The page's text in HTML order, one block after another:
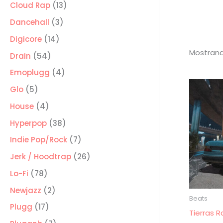
producto
Cloud Rap 1313
Dancehall 33
Digicore 1414
Drain 5454
productos
Emoplugg 44
Glo 55
productos
House 44
productos
Hyperpop 3838
productos
Indie Pop/Rock 77
productos
Jerk / Hoodtrap 2626
Lo-Fi 7878
productos
Newjazz 22
Plugg 1717
Beats
Tierras